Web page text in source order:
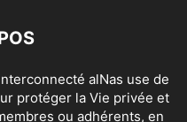
alNas use de
protéger la Vie privée et
ou adhérents, en